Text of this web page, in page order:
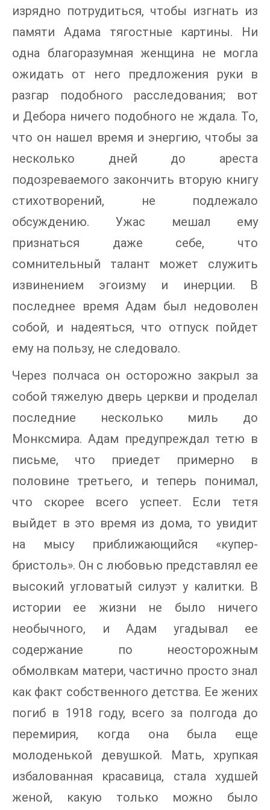
изрядно потрудиться, чтобы изгнать из
памяти Адама тягостные картины. Ни
одна благоразумная женщина не могла
ожидать от него предложения руки в
разгар подобного расследования; вот
и Дебора ничего подобного не ждала. То,
что он нашел время и энергию, чтобы за
несколько дней до ареста
подозреваемого закончить вторую книгу
стихотворений, не подлежало
обсуждению. Ужас мешал ему
признаться даже себе, что
сомнительный талант может служить
извинением эгоизму и инерции. В
последнее время Адам был недоволен
собой, и надеяться, что отпуск пойдет
ему на пользу, не следовало.
Через полчаса он осторожно закрыл за
собой тяжелую дверь церкви и проделал
последние несколько миль до
Монксмира. Адам предупреждал тетю в
письме, что приедет примерно в
половине третьего, и теперь понимал,
что скорее всего успеет. Если тетя
выйдет в это время из дома, то увидит
на мысу приближающийся «купер-
бристоль». Он с любовью представлял ее
высокий угловатый силуэт у калитки. В
истории ее жизни не было ничего
необычного, и Адам угадывал ее
содержание по неосторожным
обмолвкам матери, частично просто знал
как факт собственного детства. Ее жених
погиб в 1918 году, всего за полгода до
перемирия, когда она была еще
молоденькой девушкой. Мать, хрупкая
избалованная красавица, стала худшей
женой, какую только можно было